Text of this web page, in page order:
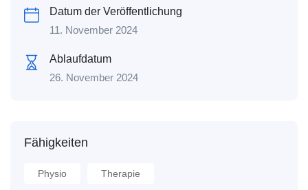
Datum der Veröffentlichung
11. November 2024
Ablaufdatum
26. November 2024
Fähigkeiten
Physio Therapie